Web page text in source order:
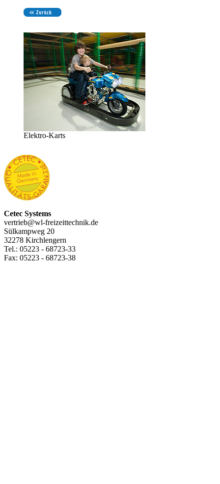
Elektro-Karts
Cetec Systems
vertrieb@wl-freizeittechnik.de
Sülkampweg 20
32278 Kirchlengern
Tel.: 05223 - 68723-33
Fax: 05223 - 68723-38